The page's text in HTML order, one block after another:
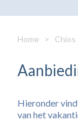
Home > Chios
Hieronder
van het